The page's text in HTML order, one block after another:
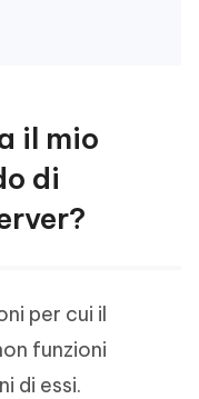
il mio
di
per cui il
funzioni
di essi.